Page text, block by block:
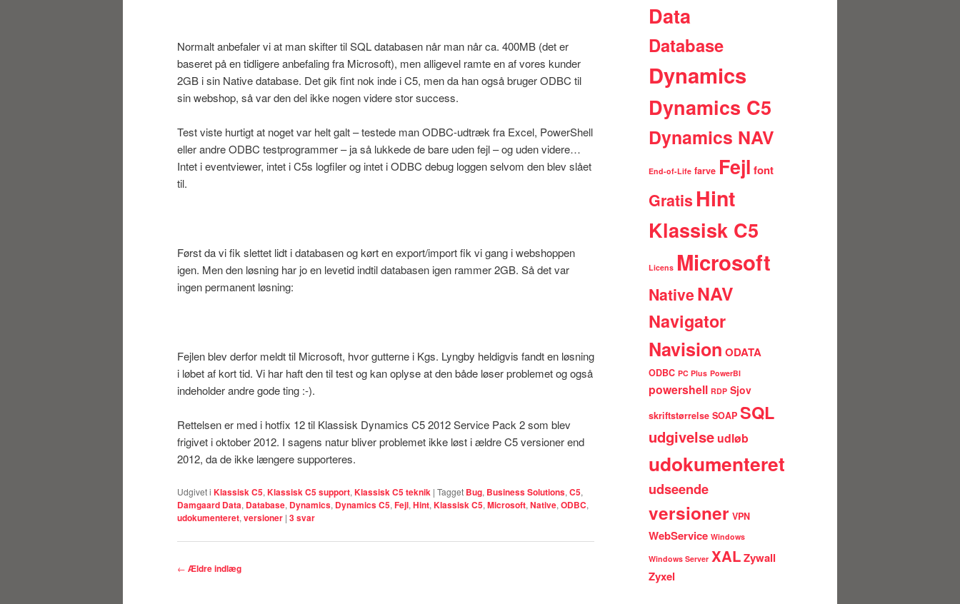
Normalt anbefaler vi at man skifter til SQL databasen når man når ca. 400MB (det er
baseret på en tidligere anbefaling fra Microsoft), men alligevel ramte en af vores kunder
2GB i sin Native database. Det gik fint nok inde i C5, men da han også bruger ODBC til
sin webshop, så var den del ikke nogen videre stor success.
Test viste hurtigt at noget var helt galt – testede man ODBC-udtræk fra Excel, PowerShell
eller andre ODBC testprogrammer – ja så lukkede de bare uden fejl – og uden videre…
Intet i eventviewer, intet i C5s logfiler og intet i ODBC debug loggen selvom den blev slået
til.
Først da vi fik slettet lidt i databasen og kørt en export/import fik vi gang i webshoppen
igen. Men den løsning har jo en levetid indtil databasen igen rammer 2GB. Så det var
ingen permanent løsning:
Fejlen blev derfor meldt til Microsoft, hvor gutterne i Kgs. Lyngby heldigvis fandt en løsning
i løbet af kort tid. Vi har haft den til test og kan oplyse at den både løser problemet og også
indeholder andre gode ting :-).
Rettelsen er med i hotfix 12 til Klassisk Dynamics C5 2012 Service Pack 2 som blev
frigivet i oktober 2012. I sagens natur bliver problemet ikke løst i ældre C5 versioner end
2012, da de ikke længere supporteres.
Udgivet i Klassisk C5, Klassisk C5 support, Klassisk C5 teknik | Tagget Bug, Business Solutions, C5,
Damgaard Data, Database, Dynamics, Dynamics C5, Fejl, Hint, Klassisk C5, Microsoft, Native, ODBC,
udokumenteret, versioner | 3svar
Indlægsnavigation
← Ældre indlæg
Data
Database
Dynamics
Dynamics C5
Dynamics NAV
End-of-Life farve Fejl font
GratisHint
Klassisk C5
Licens Microsoft
NativeNAV
Navigator
Navision ODATA
ODBC PC Plus PowerBI
powershell RDP Sjov
skriftstørrelse SOAP SQL
udgivelse udløb
udokumenteret
udseende
versioner VPN
WebService Windows
Windows Server XALZywall
Zyxel